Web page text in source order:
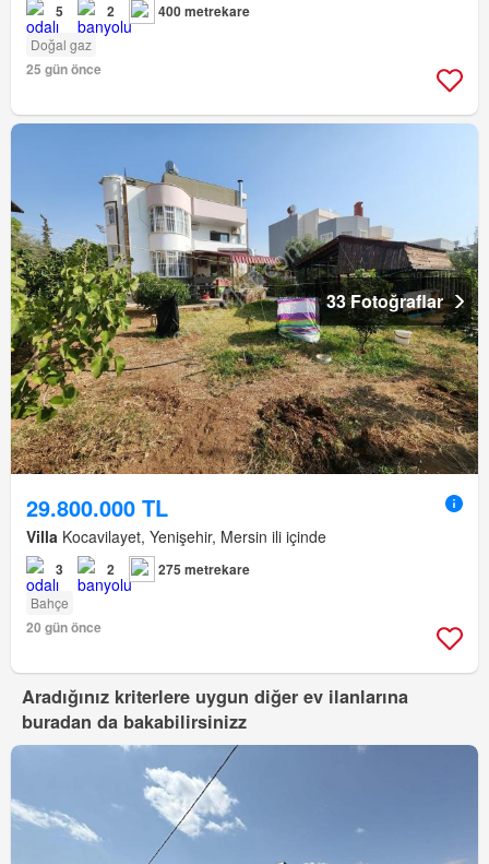
5 2 400 metrekare
Doğal gaz
25 gün önce
33 Fotoğraflar
29.800.000 TL
Villa Kocavilayet, Yenişehir, Mersin ili içinde
3 2 275 metrekare
Bahçe
20 gün önce
Aradığınız kriterlere uygun diğer ev ilanlarına
buradan da bakabilirsinizz